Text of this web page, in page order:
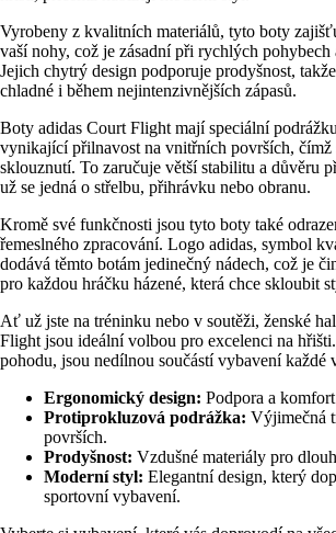
Vyrobeny z kvalitních materiálů, tyto boty
vaší nohy, což je zásadní při rychlých pohybech
Jejich chytrý design podporuje prodyšnost,
chladné i během nejintenzivnějších zápasů.
Boty adidas Court Flight mají speciální
vynikající přilnavost na vnitřních površích, čímž
sklouznutí. To zaručuje větší stabilitu a důvěru
už se jedná o střelbu, přihrávku nebo obranu.
Kromě své funkčnosti jsou tyto boty také
řemeslného zpracování. Logo adidas, symbol
dodává těmto botám jedinečný nádech, což je
pro každou hráčku házené, která chce skloubit
Ať už jste na tréninku nebo v soutěži, ženské
Flight jsou ideální volbou pro excelenci na
pohodu, jsou nedílnou součástí vybavení každé
Ergonomický design: Podpora a
Protiprokluzová podrážka: Výjimečná
površích.
Prodyšnost: Vzdušné materiály pro
Moderní styl: Elegantní design, který
sportovní vybavení.